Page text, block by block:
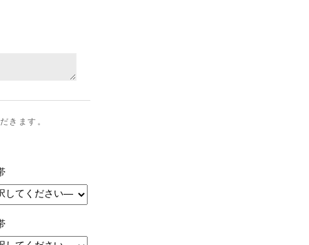
きます。